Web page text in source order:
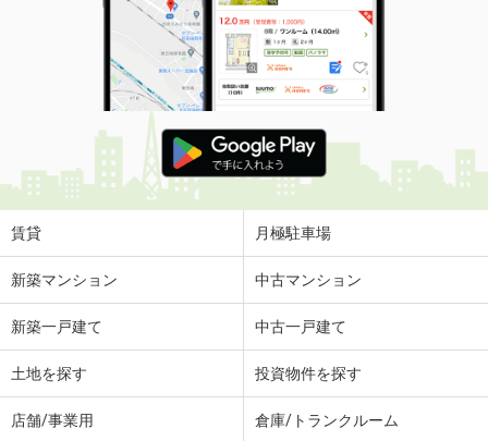
賃貸 月極駐車場
新築マンション 中古マンション
新築一戸建て 中古一戸建て
土地を探す 投資物件を探す
店舗/事業用 倉庫/トランクルーム